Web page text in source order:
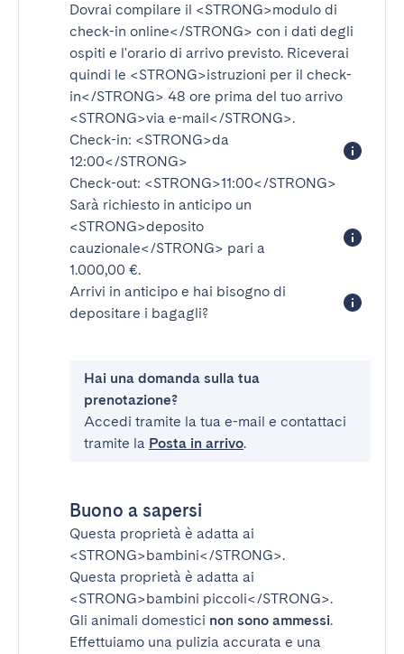
Dovrai compilare il <STRONG>modulo di
check-in online</STRONG> con i dati degli
ospiti e l'orario di arrivo previsto. Riceverai
quindi le <STRONG>istruzioni per il check-
in</STRONG> 48 ore prima del tuo arrivo
<STRONG>via e-mail</STRONG>.
Check-in: <STRONG>da
12:00</STRONG>
Check-out: <STRONG>11:00</STRONG>
Sarà richiesto in anticipo un
<STRONG>deposito
cauzionale</STRONG> pari a
1.000,00 €.
Arrivi in anticipo e hai bisogno di
depositare i bagagli?
Hai una domanda sulla tua
prenotazione?
Accedi tramite la tua e-mail e contattaci
tramite la Posta in arrivo.
Buono a sapersi
Questa proprietà è adatta ai
<STRONG>bambini</STRONG>.
Questa proprietà è adatta ai
<STRONG>bambini piccoli</STRONG>.
Gli animali domestici non sono ammessi.
Effettuiamo una pulizia accurata e una